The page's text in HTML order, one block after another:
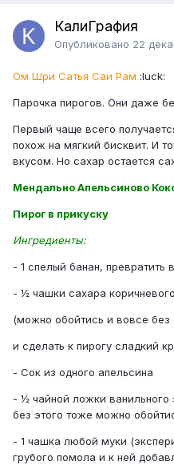
КалиГрафия
Опубликовано 22
Ом Шри Сатья Саи Рам :luck:
Парочка пирогов. Они даже
Первый чаще всего
похож на мягкий бисквит. И
вкусом. Но сахар остается
Мендально Апельсиново
Пирог в прикуску
Ингредиенты:
- 1 спелый банан, превратить
- ½ чашки сахара коричневого
(можно обойтись и вовсе без
и сделать к пирогу сладкий
- Сок из одного апельсина
- ½ чайной ложки ванильного
без этого тоже можно
- 1 чашка любой муки
грубого помола и к ней